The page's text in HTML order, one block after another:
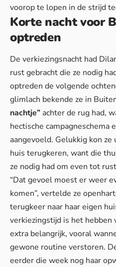
voorop te lopen in de strijd
Korte nacht voor
optreden
De verkiezingsnacht had
rust gebracht die ze nodig
optreden de volgende
glimlach bekende ze in
nachtje” achter de rug had,
hectische campagneschema
aangevoeld. Gelukkig kon
huis terugkeren, wantdie
ze nodig had om even tot
“Dat gevoel moest er weer
komen”, vertelde ze
terugkeer naar haar eigen
verkiezingstijd is het hebben
extra belangrijk, vooral
gewone routine verstoren.
eerder die week nog haar